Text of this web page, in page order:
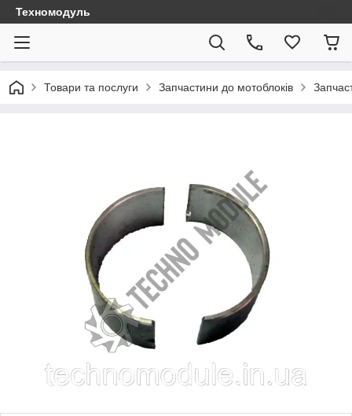
Техномодуль
Товари та послуги Запчастини до мотоблоків